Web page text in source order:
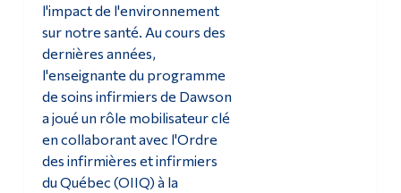
l'impact de l'environnement
sur notre santé. Au cours des
dernières années,
l'enseignante du programme
de soins infirmiers de Dawson
a joué un rôle mobilisateur clé
en collaborant avec l'Ordre
des infirmières et infirmiers
du Québec (OIIQ) à la